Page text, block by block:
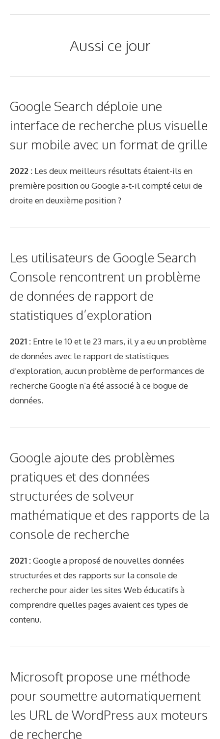
Aussi ce jour
Google Search déploie une
interface de recherche plus visuelle
sur mobile avec un format de grille
2022 : Les deux meilleurs résultats étaient-ils en
première position ou Google a-t-il compté celui de
droite en deuxième position ?
Les utilisateurs de Google Search
Console rencontrent un problème
de données de rapport de
statistiques d’exploration
2021 : Entre le 10 et le 23 mars, il y a eu un problème
de données avec le rapport de statistiques
d’exploration, aucun problème de performances de
recherche Google n’a été associé à ce bogue de
données.
Google ajoute des problèmes
pratiques et des données
structurées de solveur
mathématique et des rapports de la
console de recherche
2021 :Google a proposé de nouvelles données
structurées et des rapports sur la console de
recherche pour aider les sites Web éducatifs à
comprendre quelles pages avaient ces types de
contenu.
Microsoft propose une méthode
pour soumettre automatiquement
les URL de WordPress aux moteurs
de recherche